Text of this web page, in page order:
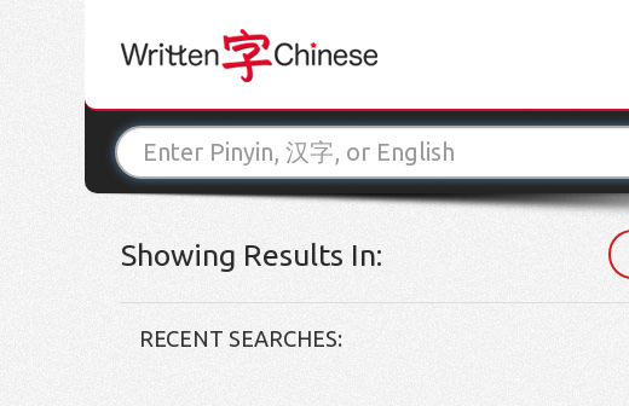
Showing Results In:
RECENT SEARCHES: